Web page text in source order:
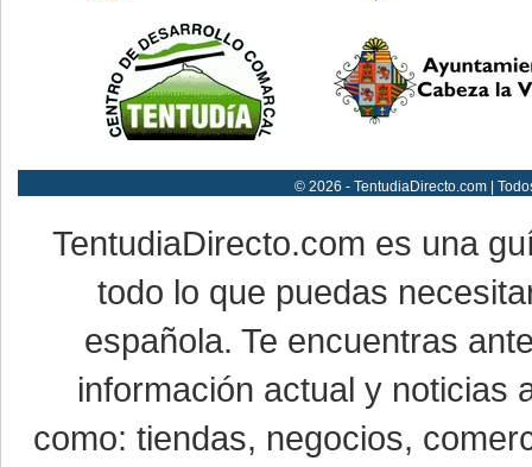
© 2026 - TentudiaDirecto.com |
TentudiaDirecto.com es una
todo lo que puedas
española. Te encuentras
información actual y noticias
como: tiendas, negocios,